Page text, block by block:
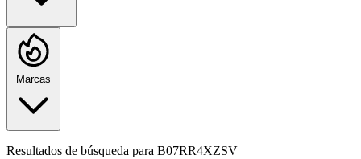
Marcas
Resultados de búsqueda para B07RR4XZSV